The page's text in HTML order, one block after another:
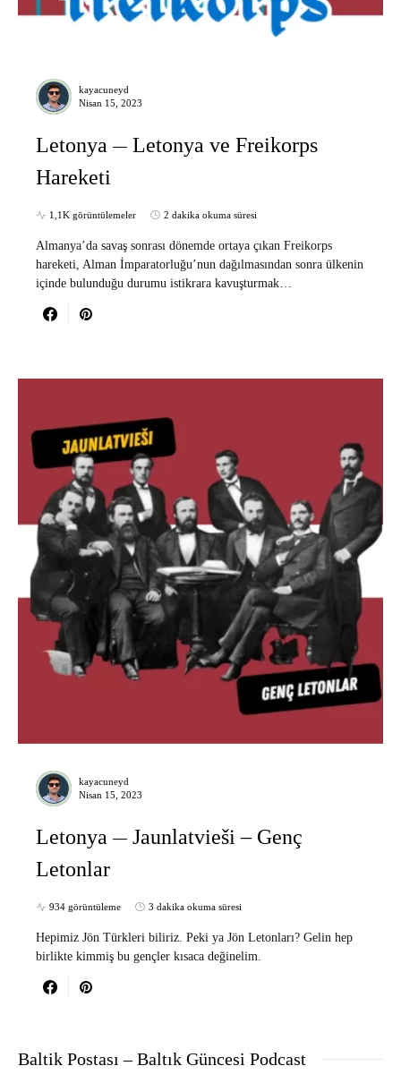
kayacuneyd
Nisan 15, 2023
Letonya
Letonya ve Freikorps
Hareketi
1,1K görüntülemeler 2 dakika okuma süresi
Almanya’da savaş sonrası dönemde ortaya çıkan Freikorps
hareketi, Alman İmparatorluğu’nun dağılmasından sonra ülkenin
içinde bulunduğu durumu istikrara kavuşturmak…
kayacuneyd
Nisan 15, 2023
Letonya
Jaunlatvieši – Genç
Letonlar
934 görüntüleme 3 dakika okuma süresi
Hepimiz Jön Türkleri biliriz. Peki ya Jön Letonları? Gelin hep
birlikte kimmiş bu gençler kısaca değinelim.
Baltik Postası – Baltık Güncesi Podcast